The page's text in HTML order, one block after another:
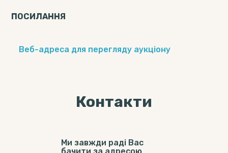
ПОСИЛАННЯ
Веб-адреса для перегляду аукціону
Контакти
Ми завжди раді Вас